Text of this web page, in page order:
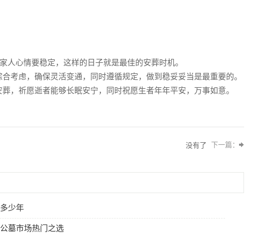
心情要稳定，这样的日子就是最佳的安葬时机。
虑，确保灵活变通，同时遵循规定，做到稳妥妥当是最重要的。
祈愿逝者能够长眠安宁，同时祝愿生者年年平安，万事如意。
没有了 下一篇：
少年
墓市场热门之选